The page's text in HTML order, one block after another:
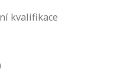
kvalifikace